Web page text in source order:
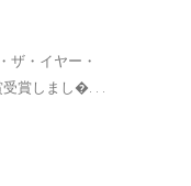
ザ・イヤー・
賞しまし�. . .